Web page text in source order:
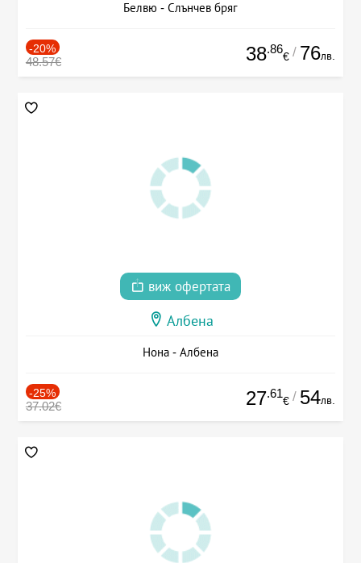
Белвю - Слънчев бряг
-20%
48.57€ 38.86
€ / 76лв.
виж офертата
Албена
Нона - Албена
-25%
37.02€ 27.61
€ / 54лв.